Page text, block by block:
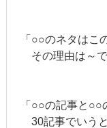
「○○のネタはこ
その理由は～
「○○の記事と○○
30記事でいう